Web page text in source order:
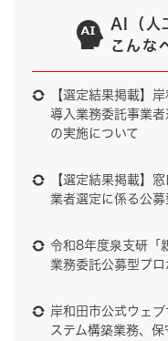
AI（人
こんな
【選定結果掲載】
導入業務委託事業
の実施について
【選定結果掲載】
業者選定に係る公
令和8年度泉支研「
業務委託公募型プ
岸和田市公式ウェ
ステム構築業務、